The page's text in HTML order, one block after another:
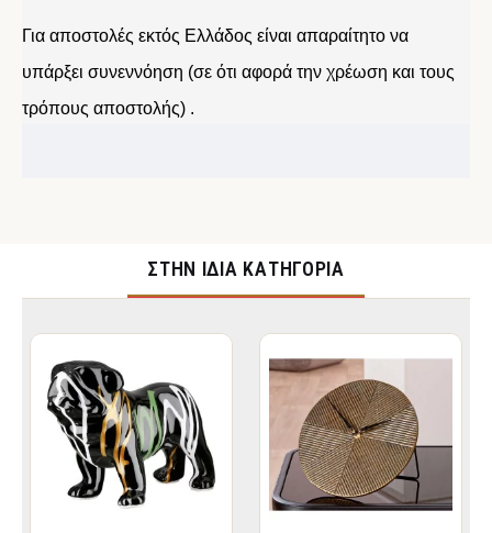
Για αποστολές εκτός Ελλάδος είναι απαραίτητο να
υπάρξει συνεννόηση (σε ότι αφορά την χρέωση και τους
τρόπους αποστολής) .
ΣΤΉΝ ΊΔΙΑ ΚΑΤΗΓΟΡΊΑ